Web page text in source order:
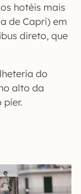
hotéis mais
de Capri) em
direto, que
do
alto da
píer.